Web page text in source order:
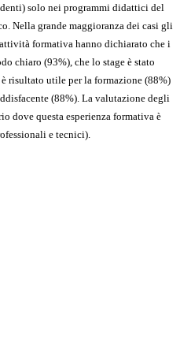
solo nei programmi didattici del
Nella grande maggioranza dei casi gli
formativa hanno dichiarato che i
chiaro (93%), che lo stage è stato
risultato utile per la formazione (88%)
(88%). La valutazione degli
dove questa esperienza formativa è
e tecnici).